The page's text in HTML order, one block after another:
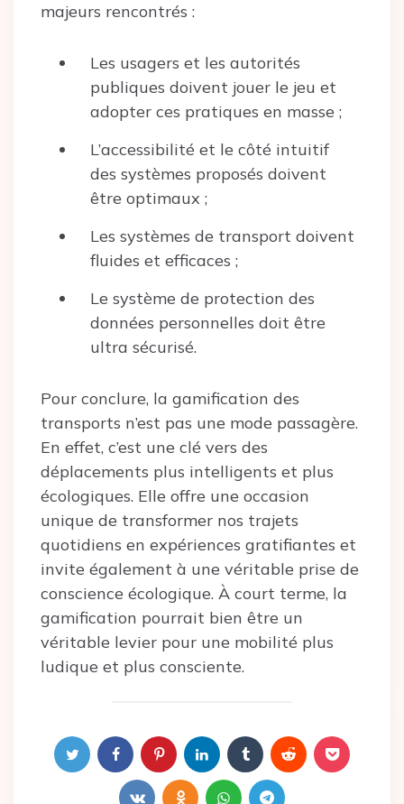
majeurs rencontrés :
Les usagers et les autorités
publiques doivent jouer le jeu et
adopter ces pratiques en masse ;
L’accessibilité et le côté intuitif
des systèmes proposés doivent
être optimaux ;
Les systèmes de transport doivent
fluides et efficaces ;
Le système de protection des
données personnelles doit être
ultra sécurisé.
Pour conclure, la gamification des
transports n’est pas une mode passagère.
En effet, c’est une clé vers des
déplacements plus intelligents et plus
écologiques. Elle offre une occasion
unique de transformer nos trajets
quotidiens en expériences gratifiantes et
invite également à une véritable prise de
conscience écologique. À court terme, la
gamification pourrait bien être un
véritable levier pour une mobilité plus
ludique et plus consciente.